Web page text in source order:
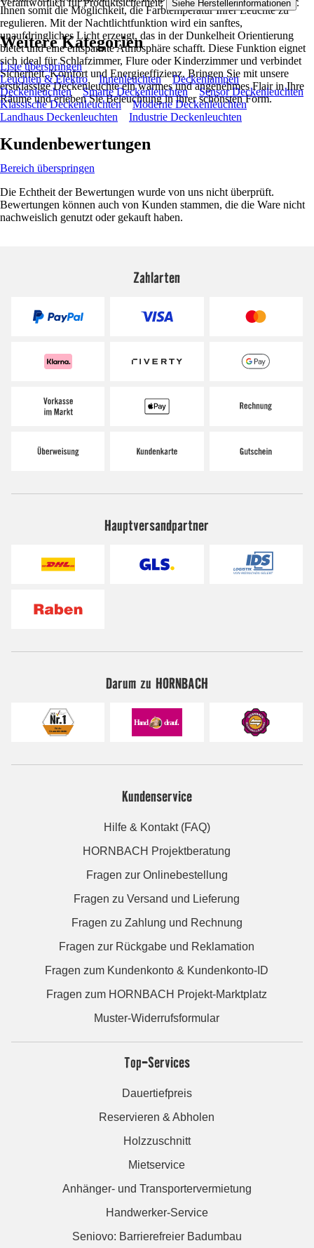
Ihnen somit die Möglichkeit, die Farbtemperatur Ihrer Leuchte zu
regulieren. Mit der Nachtlichtfunktion wird ein sanftes,
unaufdringliches Licht erzeugt, das in der Dunkelheit Orientierung
bietet und eine entspannte Atmosphäre schafft. Diese Funktion eignet
sich ideal für Schlafzimmer, Flure oder Kinderzimmer und verbindet
Sicherheit, Komfort und Energieeffizienz. Bringen Sie mit unsere
erstklassige Deckenleuchte ein warmes und angenehmes Flair in Ihre
Räume und erleben Sie Beleuchtung in ihrer schönsten Form.
Verantwortlich für Produktsicherheit: Siehe Herstellerinformationen .
Weitere Kategorien
Liste überspringen
Leuchten & Elektro
Innenleuchten
Deckenlampen
Deckenleuchten
Smarte Deckenleuchten
Sensor Deckenleuchten
Klassische Deckenleuchten
Moderne Deckenleuchten
Landhaus Deckenleuchten
Industrie Deckenleuchten
Kundenbewertungen
Bereich überspringen
Die Echtheit der Bewertungen wurde von uns nicht überprüft.
Bewertungen können auch von Kunden stammen, die die Ware nicht
nachweislich genutzt oder gekauft haben.
Zahlarten
Hauptversandpartner
Darum zu HORNBACH
Kundenservice
Hilfe & Kontakt (FAQ)
HORNBACH Projektberatung
Fragen zur Onlinebestellung
Fragen zu Versand und Lieferung
Fragen zu Zahlung und Rechnung
Fragen zur Rückgabe und Reklamation
Fragen zum Kundenkonto & Kundenkonto-ID
Fragen zum HORNBACH Projekt-Marktplatz
Muster-Widerrufsformular
Top-Services
Dauertiefpreis
Reservieren & Abholen
Holzzuschnitt
Mietservice
Anhänger- und Transportervermietung
Handwerker-Service
Seniovo: Barrierefreier Badumbau